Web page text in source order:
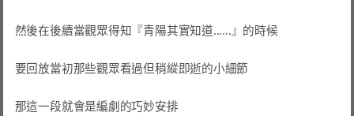
然後在後續當觀眾得知『青陽其實知道......』的時候
要回放當初那些觀眾看過但稍縱即逝的小細節
那這一段就會是編劇的巧妙安排